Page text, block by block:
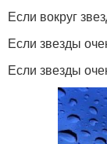
Если вокруг
Если звезды
Если звезды